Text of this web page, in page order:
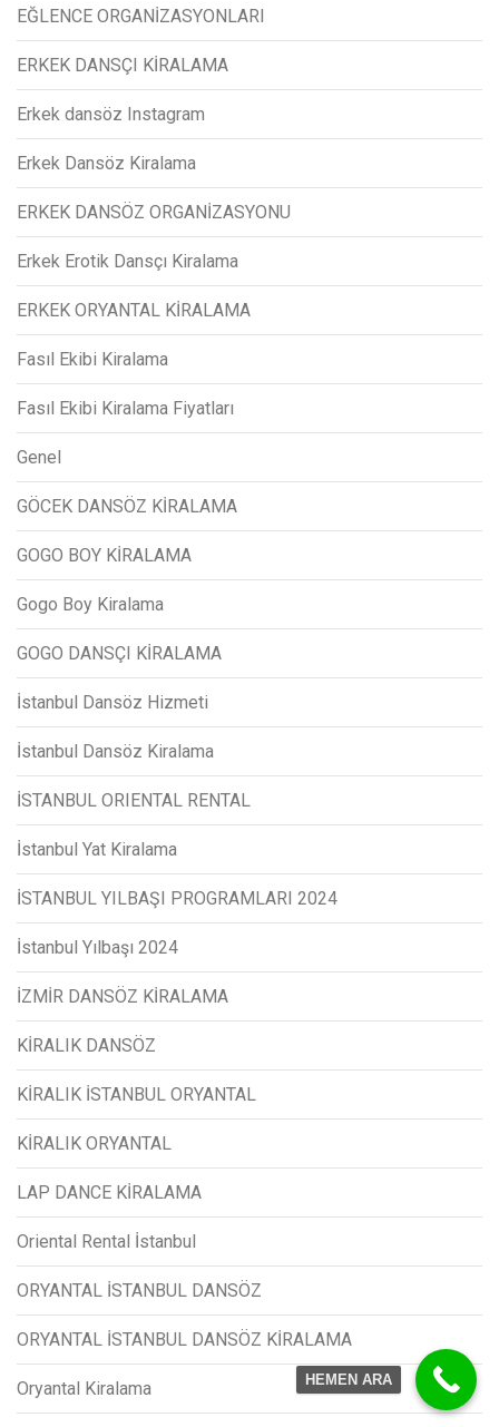
EĞLENCE ORGANİZASYONLARI
ERKEK DANSÇI KİRALAMA
Erkek dansöz Instagram
Erkek Dansöz Kiralama
ERKEK DANSÖZ ORGANİZASYONU
Erkek Erotik Dansçı Kiralama
ERKEK ORYANTAL KİRALAMA
Fasıl Ekibi Kiralama
Fasıl Ekibi Kiralama Fiyatları
Genel
GÖCEK DANSÖZ KİRALAMA
GOGO BOY KİRALAMA
Gogo Boy Kiralama
GOGO DANSÇI KİRALAMA
İstanbul Dansöz Hizmeti
İstanbul Dansöz Kiralama
İSTANBUL ORIENTAL RENTAL
İstanbul Yat Kiralama
İSTANBUL YILBAŞI PROGRAMLARI 2024
İstanbul Yılbaşı 2024
İZMİR DANSÖZ KİRALAMA
KİRALIK DANSÖZ
KİRALIK İSTANBUL ORYANTAL
KİRALIK ORYANTAL
LAP DANCE KİRALAMA
Oriental Rental İstanbul
ORYANTAL İSTANBUL DANSÖZ
ORYANTAL İSTANBUL DANSÖZ KİRALAMA
Oryantal Kiralama HEMEN ARA